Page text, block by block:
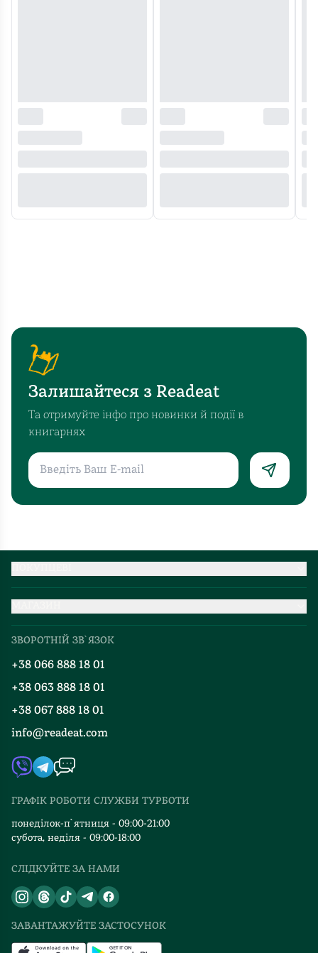
Залишайтеся з Readeat
Та отримуйте інфо про новинки й події в
книгарнях
Про нас
Добірки
Блог
Події
Книгарні
Контакти
Автори
Видавництва
Відгуки та оцінка RDT
Партнерство
ЗВОРОТНІЙ ЗВ`ЯЗОК
+38 066 888 18 01
+38 063 888 18 01
+38 067 888 18 01
info@readeat.com
ГРАФІК РОБОТИ СЛУЖБИ ТУРБОТИ
понеділок-п`ятниця - 09:00-21:00
субота, неділя - 09:00-18:00
СЛІДКУЙТЕ ЗА НАМИ
ЗАВАНТАЖУЙТЕ ЗАСТОСУНОК